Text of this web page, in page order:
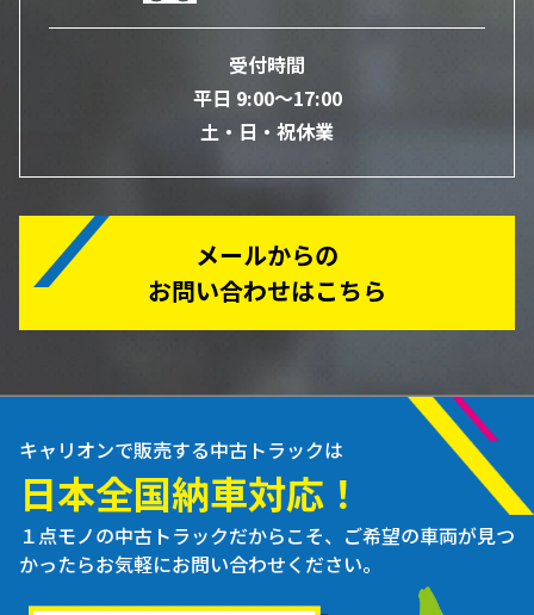
受付時間
平日 9:00～17:00
土・日・祝休業
メールからの
お問い合わせはこちら
キャリオンで販売する中古トラックは
日本全国納車対応！
１点モノの中古トラックだからこそ、ご希望の車両が見つ
かったらお気軽にお問い合わせください。